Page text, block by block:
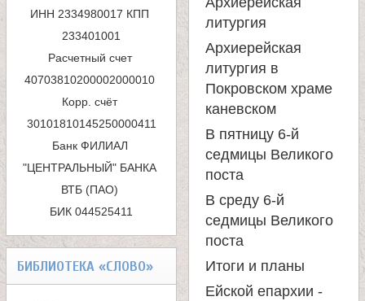
а
н
ИНН 2334980017 КПП
233401001
Расчетный счет
40703810200002000010
Корр. счёт
Банк ФИЛИАЛ
"ЦЕНТРАЛЬНЫЙ" БАНКА
ВТБ (ПАО)
БИК 044525411
БИБЛИОТЕКА «СЛОВО»
п
о
и
с
к
а
литургия
Архиерейская
литургия в
Покровском храме
каневском
В пятницу 6-й
седмицы Великого
поста
В среду 6-й
седмицы Великого
поста
Итоги и планы
Ейской епархии -